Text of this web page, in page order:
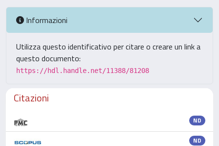
Informazioni
Utilizza questo identificativo per citare o creare un link a
questo documento:
https://hdl.handle.net/11388/81208
Citazioni
ND
ND